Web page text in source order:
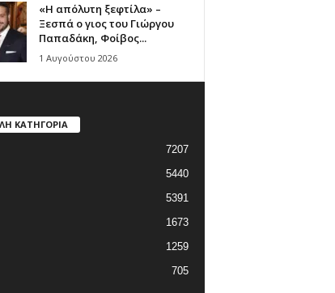
«Η απόλυτη ξεφτίλα» –
Ξεσπά ο γιος του Γιώργου
Παπαδάκη, Φοίβος...
1 Αυγούστου 2026
ΚΑΤΗΓΟΡΙΑ
7207
5440
5391
1673
1259
705